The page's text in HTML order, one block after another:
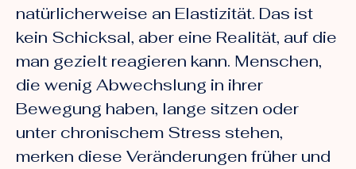
natürlicherweise an Elastizität. Das ist
kein Schicksal, aber eine Realität, auf die
man gezielt reagieren kann. Menschen,
die wenig Abwechslung in ihrer
Bewegung haben, lange sitzen oder
unter chronischem Stress stehen,
merken diese Veränderungen früher und